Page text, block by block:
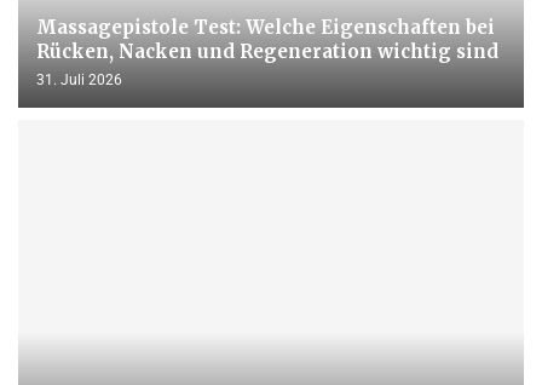
Massagepistole Test: Welche Eigenschaften bei
Rücken, Nacken und Regeneration wichtig sind
31. Juli 2026